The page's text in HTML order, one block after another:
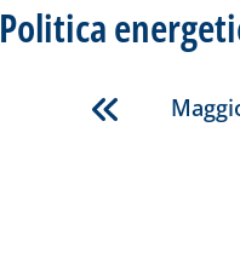
Politica